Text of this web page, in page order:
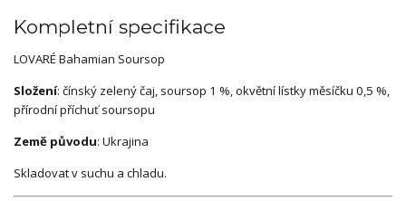
Kompletní specifikace
LOVARÉ Bahamian Soursop
Složení: čínský zelený čaj, soursop 1 %, okvětní lístky měsíčku 0,5 %,
přírodní příchuť soursopu
Země původu: Ukrajina
Skladovat v suchu a chladu.